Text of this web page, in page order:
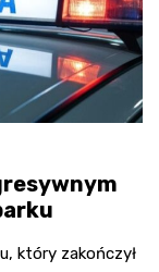
który zakończył